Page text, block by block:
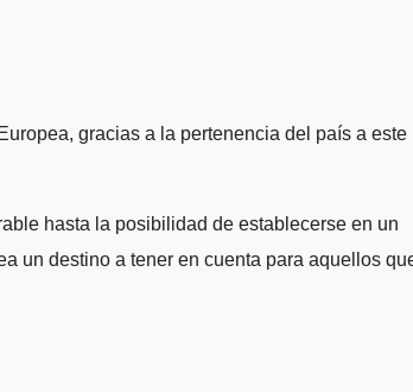
gracias a la pertenencia del país a este
hasta la posibilidad de establecerse en un
un destino a tener en cuenta para aquellos